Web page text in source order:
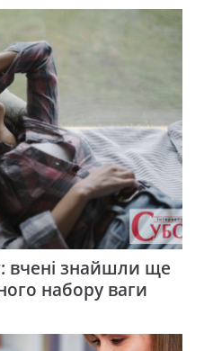
вчені знайшли ще
набору ваги